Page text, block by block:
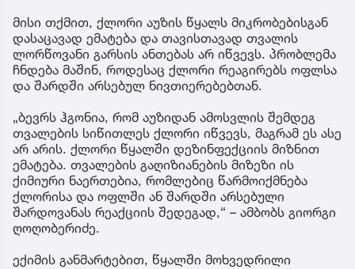
მისი თქმით, ქლორი აუზის წყალს მიკრობებისგან
დასაცავად ემატება და თავისთავად თვალის
ლორწოვანი გარსის ანთებას არ იწვევს. პრობლემა
ჩნდება მაშინ, როდესაც ქლორი რეაგირებს ოფლსა
და შარდში არსებულ ნივთიერებებთან.
„ბევრს ჰგონია, რომ აუზიდან ამოსვლის შემდეგ
თვალების სიწითლეს ქლორი იწვევს, მაგრამ ეს ასე
არ არის. ქლორი წყალში დეზინფექციის მიზნით
ემატება. თვალების გაღიზიანების მიზეზი ის
ქიმიური ნაერთებია, რომლებიც წარმოიქმნება
ქლორისა და ოფლში ან შარდში არსებული
შარდოვანას რეაქციის შედეგად,“ – ამბობს გიორგი
ღოღობერიძე.
ექიმის განმარტებით, წყალში მოხვედრილი